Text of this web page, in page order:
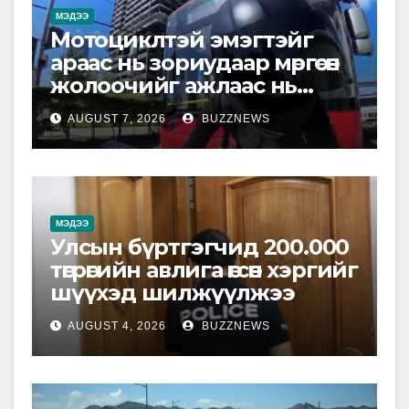
МЭДЭЭ
Мотоциклтэй эмэгтэйг
араас нь зориудаар мөргөсөн
жолоочийг ажлаас нь
чөлөөлжээ
AUGUST 7, 2026 BUZZNEWS
МЭДЭЭ
Улсын бүртгэгчид 200.000
төгрөгийн авлига өгсөн хэргийг
шүүхэд шилжүүлжээ
AUGUST 4, 2026 BUZZNEWS